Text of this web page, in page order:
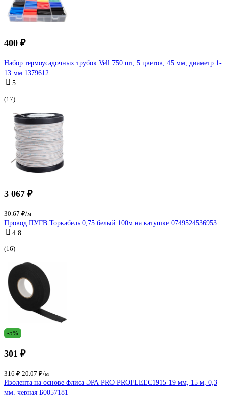
400 ₽
Набор термоусадочных трубок Vell 750 шт, 5 цветов, 45 мм, диаметр 1-
13 мм 1379612
5
(17)
3 067 ₽
30.67 ₽/м
Провод ПУГВ Торкабель 0,75 белый 100м на катушке 0749524536953
4.8
(16)
-5%
301 ₽
316 ₽ 20.07 ₽/м
Изолента на основе флиса ЭРА PRO PROFLEEC1915 19 мм, 15 м, 0,3
мм, черная Б0057181